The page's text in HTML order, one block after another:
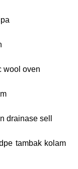
wool oven
drainase sell
tambak kolam